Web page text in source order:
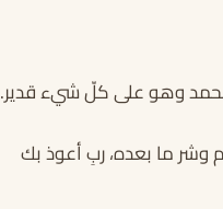
الحمد وهو على كلّ شيء قدير.
وشر ما بعده، ربِ أعوذ بك